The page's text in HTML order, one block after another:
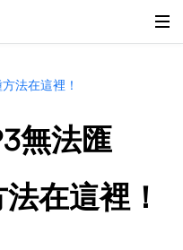
法在這裡！
無法匯
在這裡！